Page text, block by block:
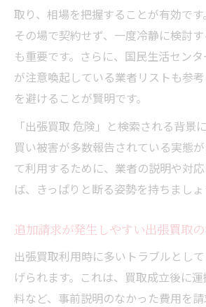
取り、相場を把握することが有効で
その場で契約せず、一度冷静に検討
も重要です。さらに、国民生活セン
が注意喚起している業者リストも参
を避けることが賢明です。
「出張買取 危険」と検索される背景
買い被害が多数報告されている実態
て利用するために、業者の説明や対
ば、きっぱりと断る姿勢を持ちましょ
追加請求が発生しやすい出張買取
出張買取利用時に多いトラブルとし
げられます。これは、買取成立後に
料など、事前説明のなかった費用を